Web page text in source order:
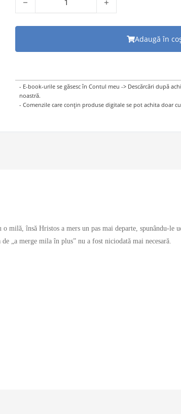
Adaugă în
- E-book-urile se găsesc în Contul meu -> Descărcări după
noastră.
- Comenzile care conțin produse digitale se pot achita doar
însă Hristos a mers un pas mai departe, spunându-le
„a merge mila în plus” nu a fost niciodată mai necesară.